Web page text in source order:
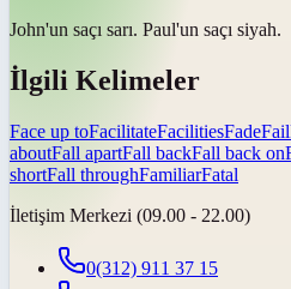
John'un saçı sarı. Paul'un saçı siyah.
İlgili Kelimeler
Face up toFacilitateFacilitiesFadeFail
aboutFall apartFall backFall back on
shortFall throughFamiliarFatal
İletişim Merkezi (09.00 - 22.00)
0(312) 911 37 15